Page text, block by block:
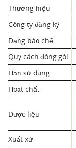
Thương hiệu
Công ty đăng ký
Dạng bào chế
Quy cách đóng gói
Hạn sử dụng
Hoạt chất
Dược liệu
Xuất xứ